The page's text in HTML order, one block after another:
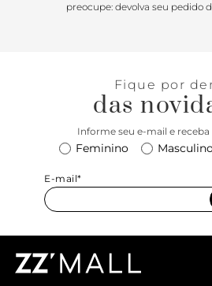
preocupe: devolva seu pedido
Fique por
das
Informe seu e-mail e receba
Feminino
E-mail*